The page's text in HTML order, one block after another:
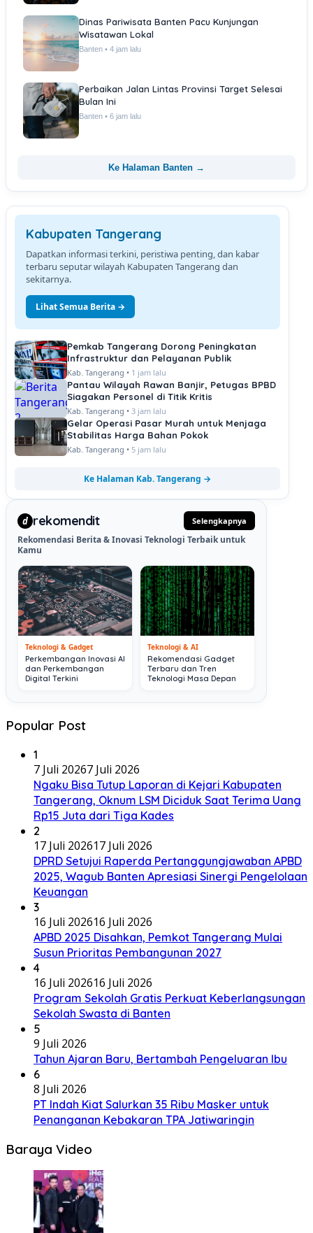
Dinas Pariwisata Banten Pacu Kunjungan
Wisatawan Lokal
Banten • 4 jam lalu
Perbaikan Jalan Lintas Provinsi Target Selesai
Bulan Ini
Banten • 6 jam lalu
Ke Halaman Banten →
Kabupaten Tangerang
Dapatkan informasi terkini, peristiwa penting, dan kabar
terbaru seputar wilayah Kabupaten Tangerang dan
sekitarnya.
Lihat Semua Berita →
Pemkab Tangerang Dorong Peningkatan
Infrastruktur dan Pelayanan Publik
Kab. Tangerang • 1 jam lalu
Pantau Wilayah Rawan Banjir, Petugas BPBD
Siagakan Personel di Titik Kritis
Kab. Tangerang • 3 jam lalu
Gelar Operasi Pasar Murah untuk Menjaga
Stabilitas Harga Bahan Pokok
Kab. Tangerang • 5 jam lalu
Ke Halaman Kab. Tangerang →
d rekomendit Selengkapnya
Rekomendasi Berita & Inovasi Teknologi Terbaik untuk
Kamu
Teknologi & Gadget
Perkembangan Inovasi AI
dan Perkembangan
Digital Terkini
Teknologi & AI
Rekomendasi Gadget
Terbaru dan Tren
Teknologi Masa Depan
Popular Post
1
7 Juli 20267 Juli 2026
Ngaku Bisa Tutup Laporan di Kejari Kabupaten
Tangerang, Oknum LSM Diciduk Saat Terima Uang
Rp15 Juta dari Tiga Kades
2
17 Juli 202617 Juli 2026
DPRD Setujui Raperda Pertanggungjawaban APBD
2025, Wagub Banten Apresiasi Sinergi Pengelolaan
Keuangan
3
16 Juli 202616 Juli 2026
APBD 2025 Disahkan, Pemkot Tangerang Mulai
Susun Prioritas Pembangunan 2027
4
16 Juli 202616 Juli 2026
Program Sekolah Gratis Perkuat Keberlangsungan
Sekolah Swasta di Banten
5
9 Juli 2026
Tahun Ajaran Baru, Bertambah Pengeluaran Ibu
6
8 Juli 2026
PT Indah Kiat Salurkan 35 Ribu Masker untuk
Penanganan Kebakaran TPA Jatiwaringin
Baraya Video